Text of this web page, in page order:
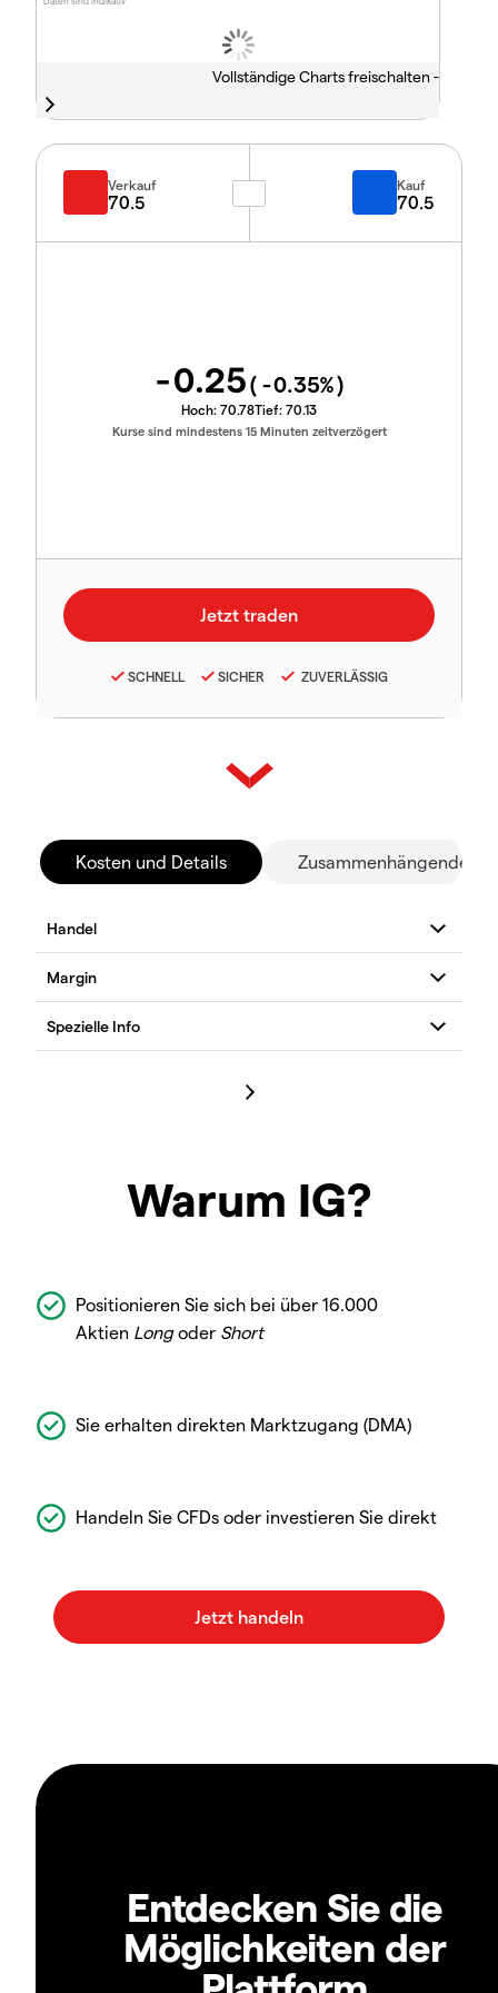
Vollständige Charts freischalten -
Verkauf
70.5
Kauf
70.5
-0.25( -0.35%)
Hoch: 70.78Tief: 70.13
Kurse sind mindestens 15 Minuten zeitverzögert
SCHNELL SICHER ZUVERLÄSSIG
Kosten und Details Zusammenhängende
Warum IG?
Positionieren Sie sich bei über 16.000
Aktien Longoder Short
Sie erhalten direkten Marktzugang (DMA)
Handeln Sie CFDs oder investieren Sie direkt
Entdecken Sie die
Möglichkeiten der